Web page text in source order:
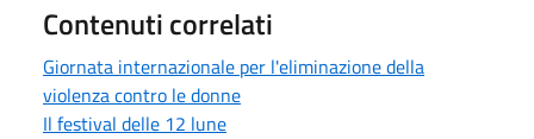
Contenuti correlati
Giornata internazionale per l'eliminazione della
violenza contro le donne
Il festival delle 12 lune